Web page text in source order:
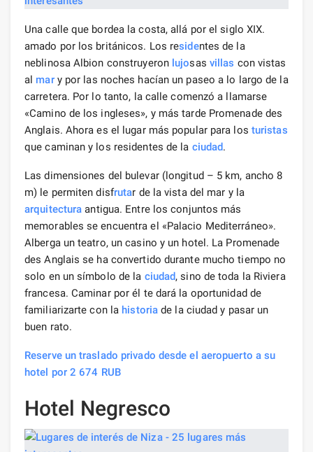
Una calle que bordea la costa, allá por el siglo XIX.
amado por los británicos. Los residentes de la
neblinosa Albion construyeron lujosas villas con vistas
al mary por las noches hacían un paseo a lo largo de la
carretera. Por lo tanto, la calle comenzó a llamarse
«Camino de los ingleses», y más tarde Promenade des
Anglais. Ahora es el lugar más popular para los turistas
que caminan y los residentes de la ciudad.
Las dimensiones del bulevar (longitud – 5 km, ancho 8
m) le permiten disfrutar de la vista del mar y la
arquitectura antigua. Entre los conjuntos más
memorables se encuentra el «Palacio Mediterráneo».
Alberga un teatro, un casino y un hotel. La Promenade
des Anglais se ha convertido durante mucho tiempo no
solo en un símbolo de la ciudad, sino de toda la Riviera
francesa. Caminar por él te dará la oportunidad de
familiarizarte con la historia de la ciudad y pasar un
buen rato.
Reserve un traslado privado desde el aeropuerto a su
hotel por 2 674 RUB
Hotel Negresco